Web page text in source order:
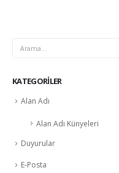
KATEGORILER
Alan Adı
Alan Adı Künyeleri
Duyurular
E-Posta